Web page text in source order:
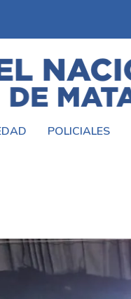
POLICIALES